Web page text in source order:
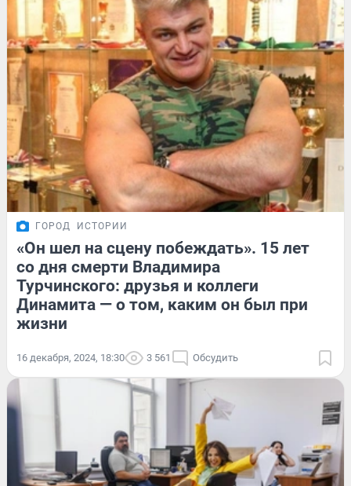
ГОРОД ИСТОРИИ
«Он шел на сцену побеждать». 15 лет
со дня смерти Владимира
Турчинского: друзья и коллеги
Динамита — о том, каким он был при
жизни
16 декабря, 2024, 18:30 3 561 Обсудить